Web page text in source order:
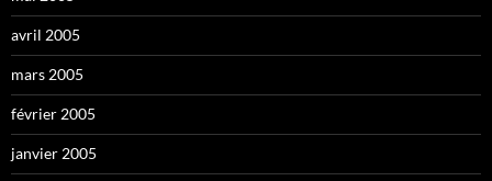
avril 2005
mars 2005
février 2005
janvier 2005